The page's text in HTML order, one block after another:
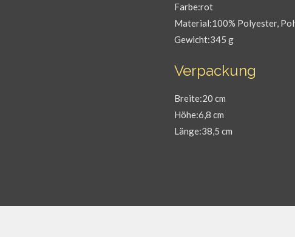
Farbe:rot
Material:100% Polyester,
Gewicht:345 g
Verpackung
Breite:20 cm
Höhe:6,8 cm
Länge:38,5 cm